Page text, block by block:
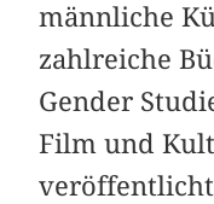
männliche
zahlreiche
Gender
Film und